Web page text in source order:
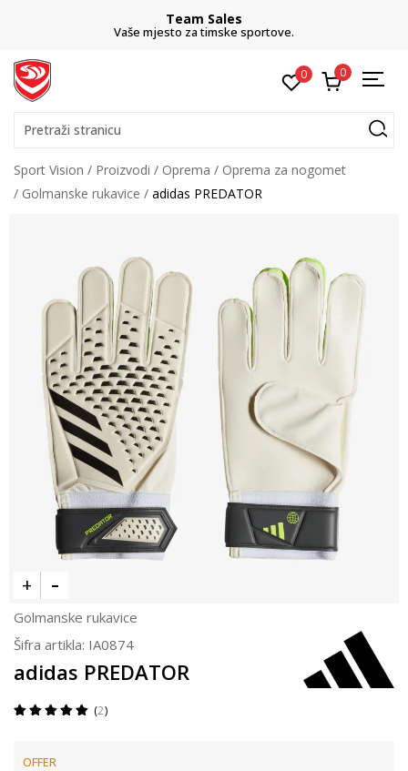
Team Sales
Vaše mjesto za timske sportove.
0 0
Pretraži stranicu
Sport Vision Proizvodi Oprema
Oprema za nogomet
Golmanske rukavice
adidas PREDATOR
Golmanske rukavice
Šifra artikla: IA0874
adidas PREDATOR
2
OFFER